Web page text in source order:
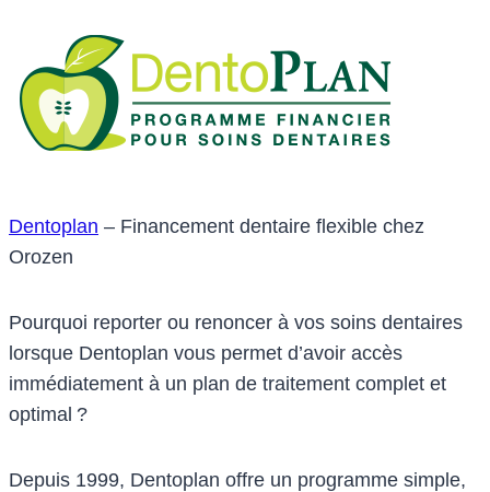
Dentoplan – Financement dentaire flexible chez
Orozen
Pourquoi reporter ou renoncer à vos soins dentaires
lorsque Dentoplan vous permet d’avoir accès
immédiatement à un plan de traitement complet et
optimal ?
Depuis 1999, Dentoplan offre un programme simple,